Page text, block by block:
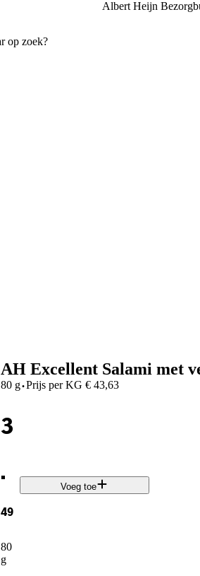
Albert Heijn
AH Excellent Salami met
80 g·Prijs per KG € 43,63
3
.
49
80
g
Voeg toe